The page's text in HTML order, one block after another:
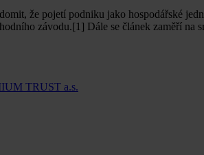
že pojetí podniku jako hospodářské
závodu.[1] Dále se článek zaměří na
TRUST a.s.